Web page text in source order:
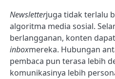
Newsletterjuga tidak terlalu
algoritma media sosial.
berlangganan, konten
inboxmereka. Hubungan
pembaca pun terasa lebih
komunikasinya lebih